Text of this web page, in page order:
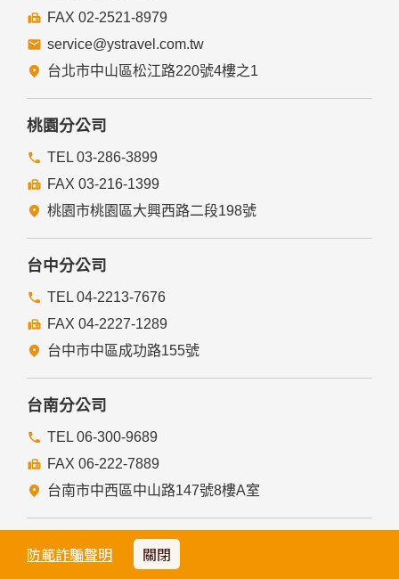
防範詐騙聲明 關閉
FAX 02-2521-8979
service@ystravel.com.tw
台北市中山區松江路220號4樓之1
桃園分公司
TEL 03-286-3899
FAX 03-216-1399
桃園市桃園區大興西路二段198號
台中分公司
TEL 04-2213-7676
FAX 04-2227-1289
台中市中區成功路155號
台南分公司
TEL 06-300-9689
FAX 06-222-7889
台南市中西區中山路147號8樓A室
高雄分公司